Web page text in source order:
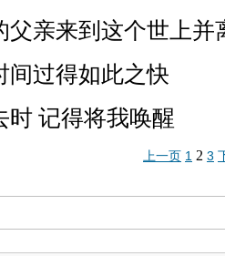
父亲来到这个世上并
间过得如此之快
时 记得将我唤醒
上一页 1 2 3